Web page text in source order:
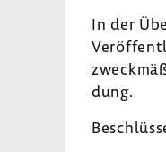
In der
dung.